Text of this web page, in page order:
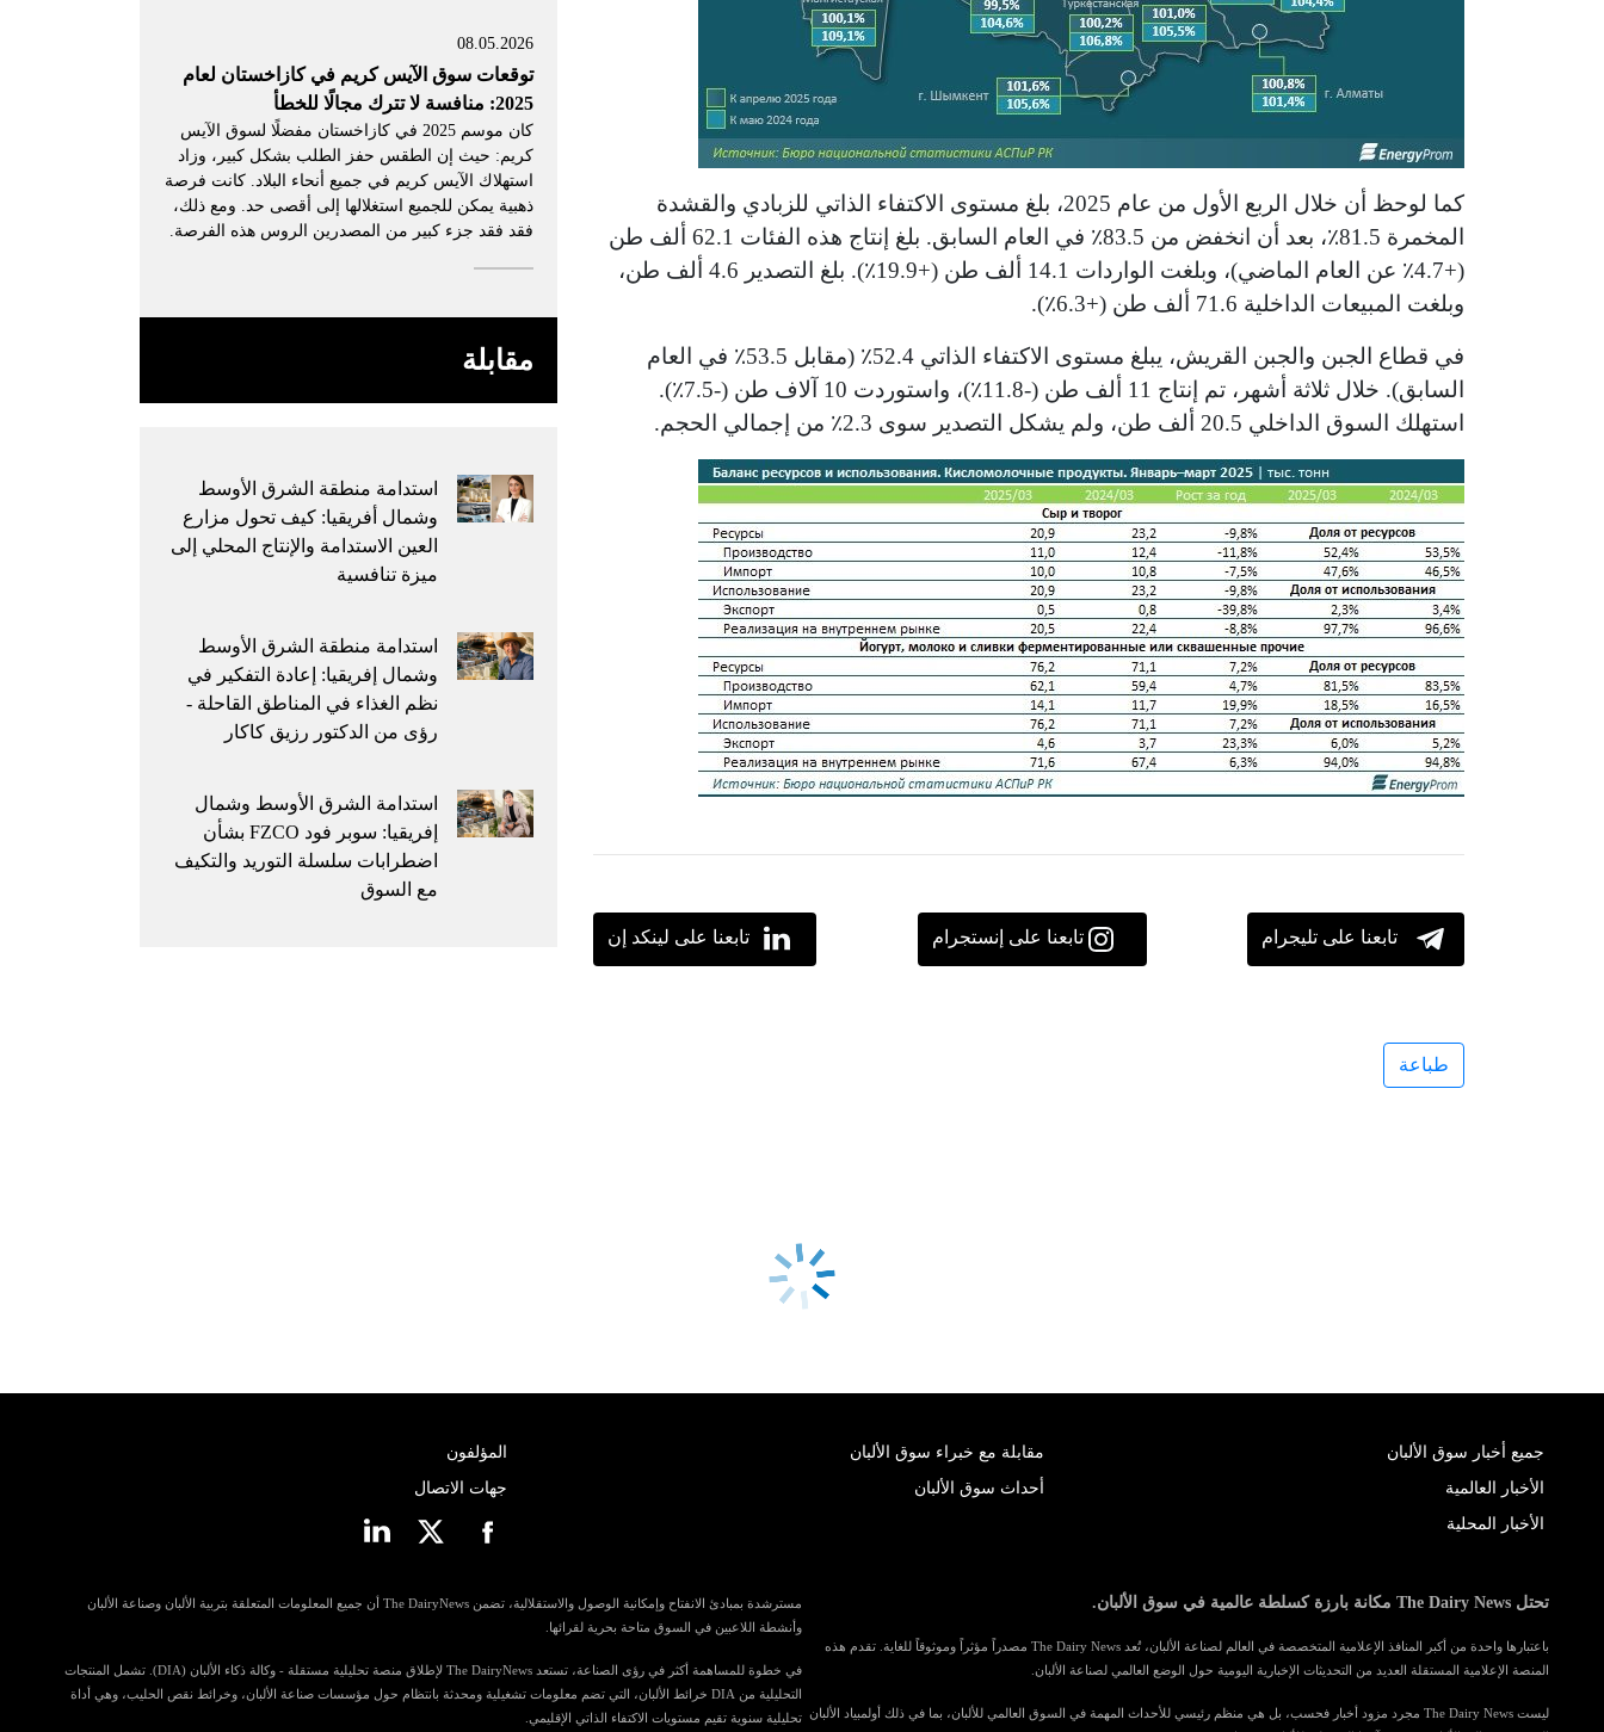
كما لوحظ أن خلال الربع الأول من عام 2025، بلغ مستوى الاكتفاء الذاتي للزبادي والقشدة
المخمرة 81.5٪، بعد أن انخفض من 83.5٪ في العام السابق. بلغ إنتاج هذه الفئات 62.1 ألف طن
(+4.7٪ عن العام الماضي)، وبلغت الواردات 14.1 ألف طن (+19.9٪). بلغ التصدير 4.6 ألف طن،
وبلغت المبيعات الداخلية 71.6 ألف طن (+6.3٪).
في قطاع الجبن والجبن القريش، يبلغ مستوى الاكتفاء الذاتي 52.4٪ (مقابل 53.5٪ في العام
السابق). خلال ثلاثة أشهر، تم إنتاج 11 ألف طن (-11.8٪)، واستوردت 10 آلاف طن (-7.5٪).
استهلك السوق الداخلي 20.5 ألف طن، ولم يشكل التصدير سوى 2.3٪ من إجمالي الحجم.
تابعنا على تليجرام تابعنا على إنستجرام تابعنا على لينكد إن
طباعة
08.05.2026
توقعات سوق الآيس كريم في كازاخستان لعام
2025: منافسة لا تترك مجالًا للخطأ
كان موسم 2025 في كازاخستان مفضلًا لسوق الآيس
كريم: حيث إن الطقس حفز الطلب بشكل كبير، وزاد
استهلاك الآيس كريم في جميع أنحاء البلاد. كانت فرصة
ذهبية يمكن للجميع استغلالها إلى أقصى حد. ومع ذلك،
فقد فقد جزء كبير من المصدرين الروس هذه الفرصة.
مقابلة
استدامة منطقة الشرق الأوسط
وشمال أفريقيا: كيف تحول مزارع
العين الاستدامة والإنتاج المحلي إلى
ميزة تنافسية
استدامة منطقة الشرق الأوسط
وشمال إفريقيا: إعادة التفكير في
نظم الغذاء في المناطق القاحلة -
رؤى من الدكتور رزيق كاكار
استدامة الشرق الأوسط وشمال
إفريقيا: سوبر فود FZCO بشأن
اضطرابات سلسلة التوريد والتكيف
مع السوق
جميع أخبار سوق الألبان
الأخبار العالمية
الأخبار المحلية
مقابلة مع خبراء سوق الألبان
أحداث سوق الألبان
المؤلفون
جهات الاتصال
تحتل The Dairy News مكانة بارزة كسلطة عالمية في سوق الألبان.
باعتبارها واحدة من أكبر المنافذ الإعلامية المتخصصة في العالم لصناعة الألبان، تُعد The Dairy News مصدراً مؤثراً وموثوقاً للغاية. تقدم هذه
المنصة الإعلامية المستقلة العديد من التحديثات الإخبارية اليومية حول الوضع العالمي لصناعة الألبان.
ليست The Dairy News مجرد مزود أخبار فحسب، بل هي منظم رئيسي للأحداث المهمة في السوق العالمي للألبان، بما في ذلك أولمبياد الألبان
مسترشدة بمبادئ الانفتاح وإمكانية الوصول والاستقلالية، تضمن The DairyNews أن جميع المعلومات المتعلقة بتربية الألبان وصناعة الألبان
وأنشطة اللاعبين في السوق متاحة بحرية لقرائها.
في خطوة للمساهمة أكثر في رؤى الصناعة، تستعد The DairyNews لإطلاق منصة تحليلية مستقلة - وكالة ذكاء الألبان (DIA). تشمل المنتجات
التحليلية من DIA خرائط الألبان، التي تضم معلومات تشغيلية ومحدثة بانتظام حول مؤسسات صناعة الألبان، وخرائط نقص الحليب، وهي أداة
تحليلية سنوية تقيم مستويات الاكتفاء الذاتي الإقليمي.